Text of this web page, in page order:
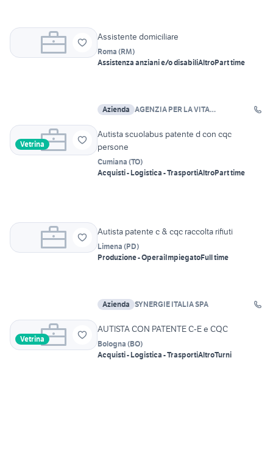
Assistente domiciliare
Roma (RM)
Assistenza anziani e/o disabiliAltroPart time
Azienda AGENZIA PER LA VITA
Vetrina
Autista scuolabus patente d con cqc
persone
Cumiana (TO)
Acquisti - Logistica - TrasportiAltroPart time
Autista patente c & cqc raccolta rifiuti
Limena (PD)
Produzione - OperaiImpiegatoFull time
Azienda SYNERGIE ITALIA SPA
Vetrina
AUTISTA CON PATENTE C-E e CQC
Bologna (BO)
Acquisti - Logistica - TrasportiAltroTurni